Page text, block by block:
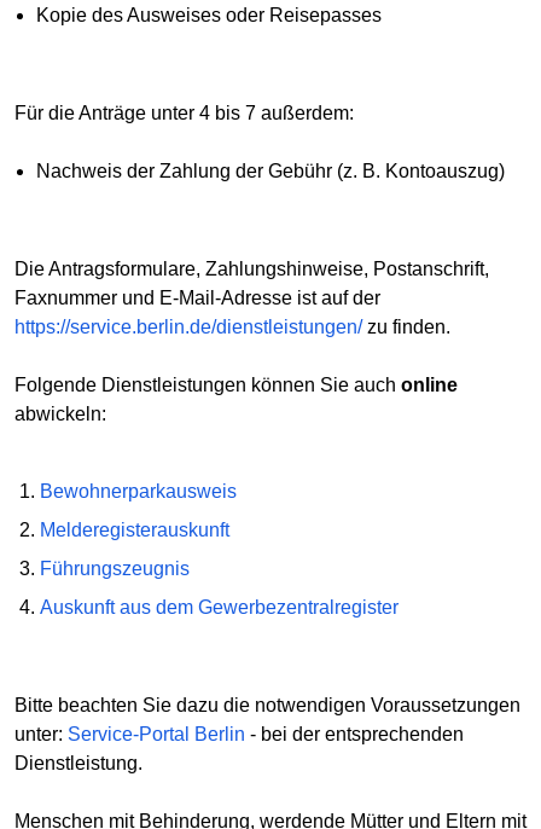
Kopie des Ausweises oder Reisepasses
Für die Anträge unter 4 bis 7 außerdem:
Nachweis der Zahlung der Gebühr (z. B. Kontoauszug)
Die Antragsformulare, Zahlungshinweise, Postanschrift,
Faxnummer und E-Mail-Adresse ist auf der
https://service.berlin.de/dienstleistungen/zu finden.
Folgende Dienstleistungen können Sie auch online
abwickeln:
Bewohnerparkausweis
Melderegisterauskunft
Führungszeugnis
Auskunft aus dem Gewerbezentralregister
Bitte beachten Sie dazu die notwendigen Voraussetzungen
unter: Service-Portal Berlin - bei der entsprechenden
Dienstleistung.
Menschen mit Behinderung, werdende Mütter und Eltern mit